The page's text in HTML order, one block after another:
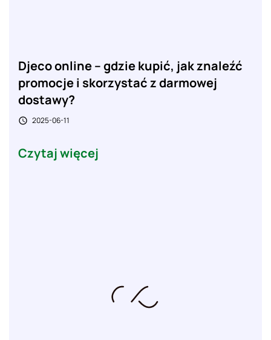
Djeco online – gdzie kupić, jak znaleźć
promocje i skorzystać z darmowej
dostawy?
 2025-06-11
Czytaj więcej